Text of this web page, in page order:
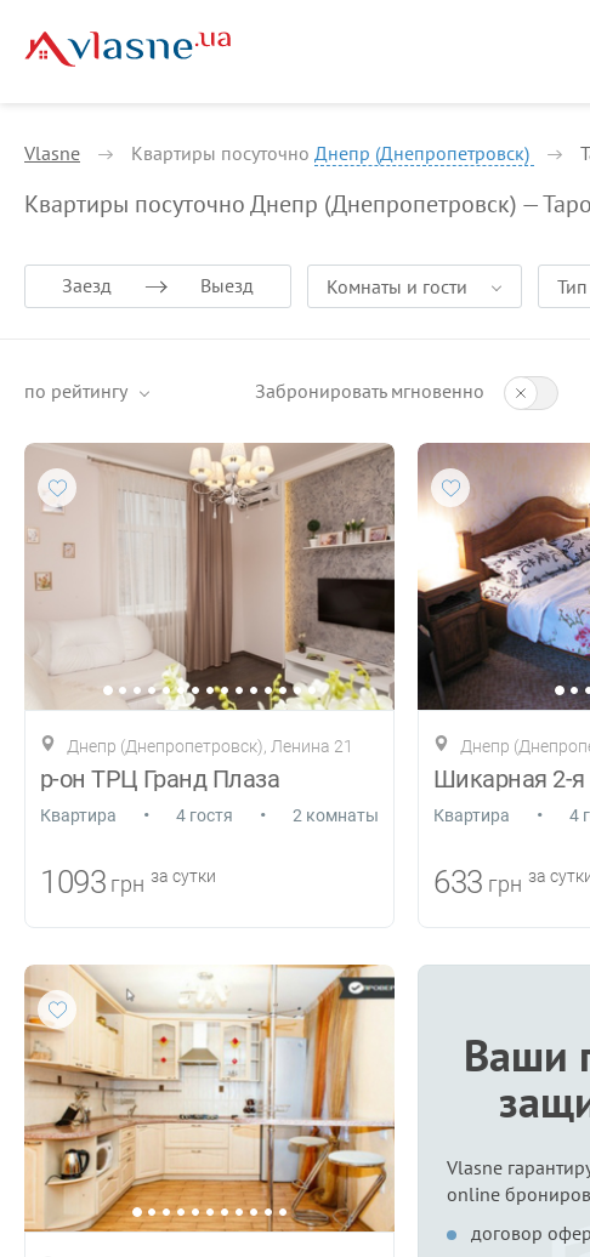
Vlasne Квартиры посуточно Днепр (Днепропетровск)
Квартиры посуточно Днепр (Днепропетровск) —
Заезд Выезд Комнаты и гости
по рейтингу Забронировать мгновенно
Днепр (Днепропетровск), Ленина 21
р-он ТРЦ Гранд Плаза
Квартира • 4 гостя • 2 комнаты
1093 грн за сутки
Днепр
Квартира • 4
633 грн за
Ваши
Vlasne
online
договор